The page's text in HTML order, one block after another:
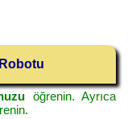
öğrenin. Ayrıca